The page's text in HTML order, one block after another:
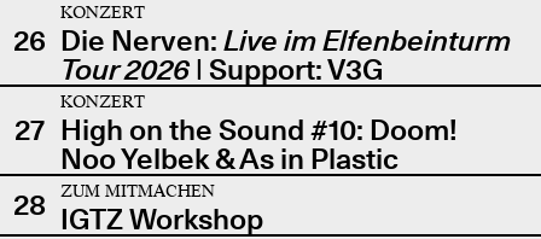
26
KONZERT
Die Nerven: Live im Elfenbeinturm
Tour 2026| Support: V3G
27
KONZERT
High on the Sound #10: Doom!
Noo Yelbek & As in Plastic
28
ZUM MITMACHEN
IGTZ Workshop